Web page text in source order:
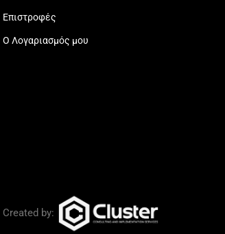
Επιστροφές
Ο Λογαριασμός μου
Created by: